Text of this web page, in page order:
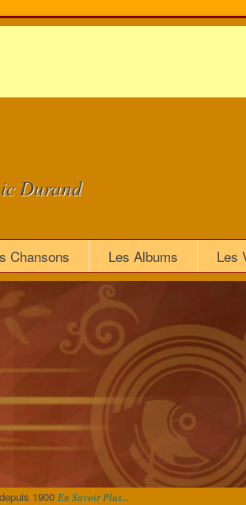
Durand
Chansons Les Albums Les
1900 En Savoir Plus...